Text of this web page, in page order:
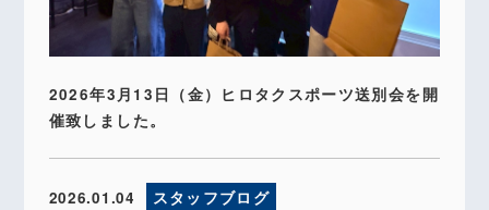
2026年3月13日（金）ヒロタクスポーツ送別会を開
催致しました。
2026.01.04 スタッフブログ